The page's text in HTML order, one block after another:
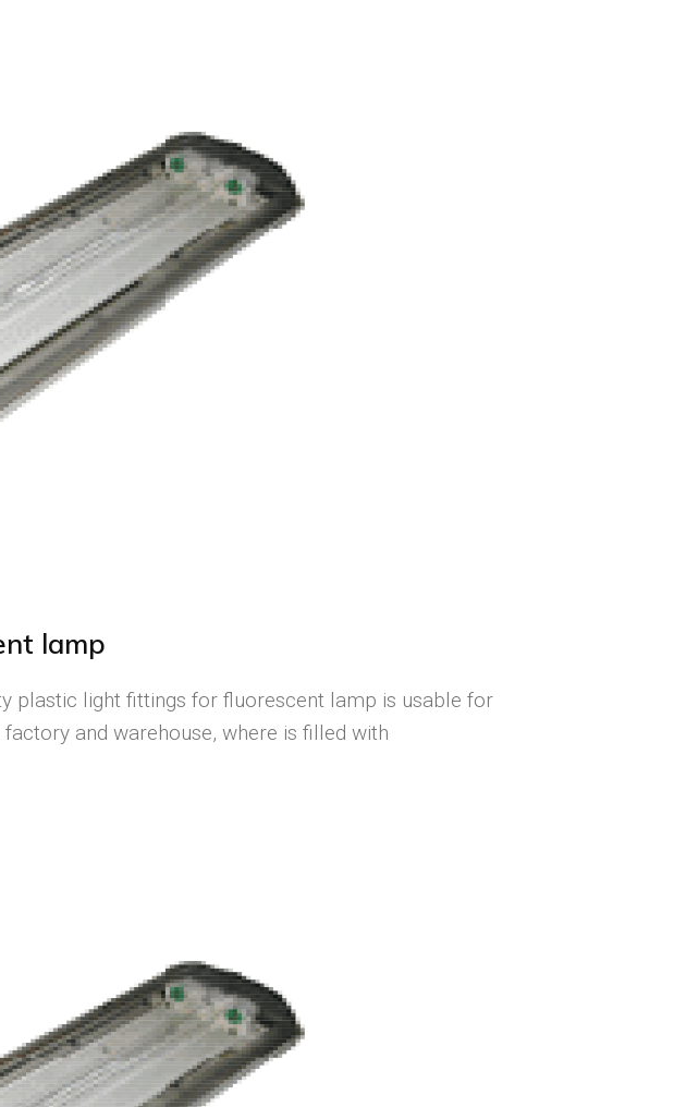
lamp
plastic light fittings for fluorescent lamp is usable for
and warehouse, where is filled with